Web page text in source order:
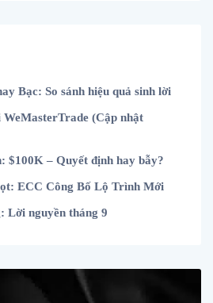
Bạc: So sánh hiệu quả sinh lời
(Cập nhật
$100K – Quyết định hay bẫy?
ECC Công Bố Lộ Trình Mới
Lời nguyền tháng 9